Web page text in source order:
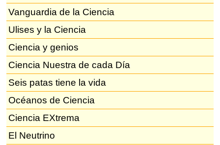
Vanguardia de la Ciencia
Ulises y la Ciencia
Ciencia y genios
Ciencia Nuestra de cada Día
Seis patas tiene la vida
Océanos de Ciencia
Ciencia EXtrema
El Neutrino